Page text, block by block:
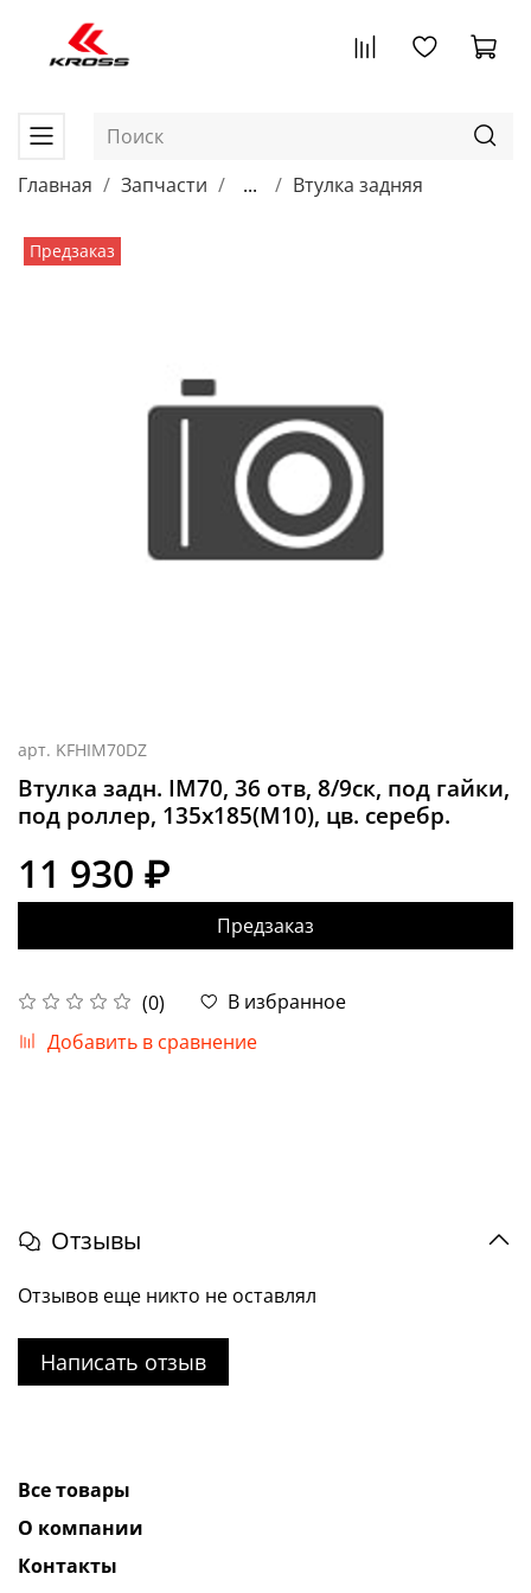
Главная Запчасти ... Втулка задняя
Предзаказ
арт. KFHIM70DZ
Втулка задн. IM70, 36 отв, 8/9ск, под гайки,
под роллер, 135x185(M10), цв. серебр.
(0)
В избранное
Добавить в сравнение
11 930 ₽
Предзаказ
Отзывы
Отзывов еще никто не оставлял
Написать отзыв
Все товары
О компании
Контакты